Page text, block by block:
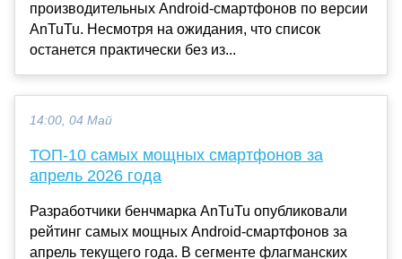
производительных Android-смартфонов по версии
AnTuTu. Несмотря на ожидания, что список
останется практически без из...
14:00, 04 Май
ТОП-10 самых мощных смартфонов за
апрель 2026 года
Разработчики бенчмарка AnTuTu опубликовали
рейтинг самых мощных Android-смартфонов за
апрель текущего года. В сегменте флагманских